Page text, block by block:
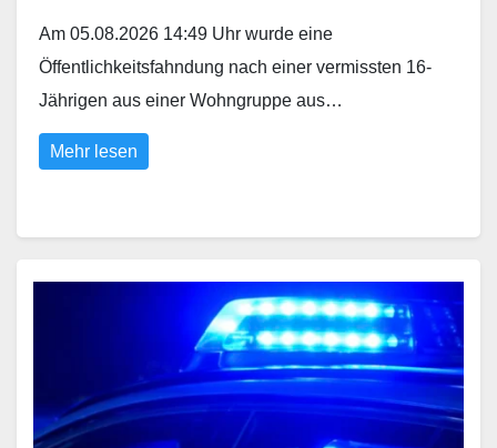
Am 05.08.2026 14:49 Uhr wurde eine
Öffentlichkeitsfahndung nach einer vermissten 16-
Jährigen aus einer Wohngruppe aus…
Mehr lesen